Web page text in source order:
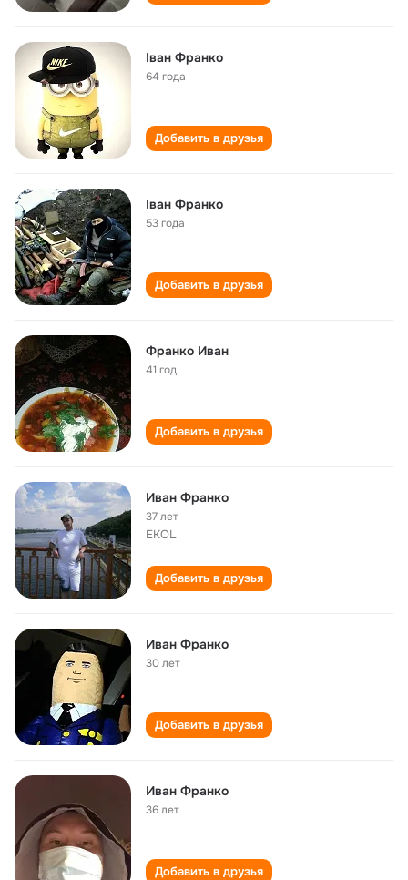
Іван Франко
64 года
Добавить в друзья
Іван Франко
53 года
Добавить в друзья
Франко Иван
41 год
Добавить в друзья
Иван Франко
37 лет
EKOL
Добавить в друзья
Иван Франко
30 лет
Добавить в друзья
Иван Франко
36 лет
Добавить в друзья